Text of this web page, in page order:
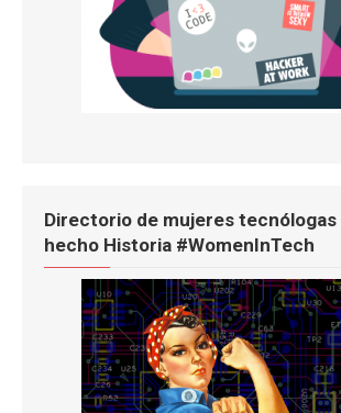
Directorio de mujeres tecnólogas
hecho Historia #WomenInTech